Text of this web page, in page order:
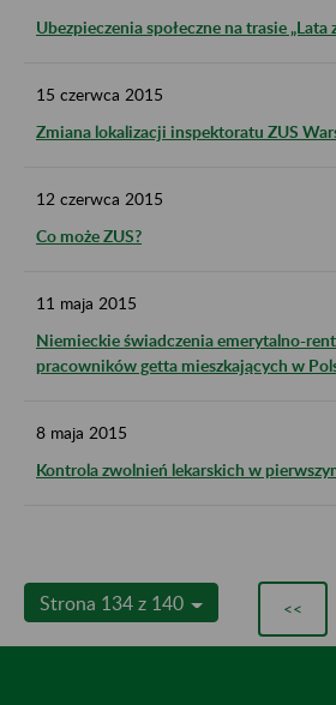
Ubezpieczenia społeczne na trasie „Lata
15 czerwca 2015
Zmiana lokalizacji inspektoratu ZUS
12 czerwca 2015
Co może ZUS?
11 maja 2015
Niemieckie świadczenia emerytalno-
pracowników getta mieszkających w
8 maja 2015
Kontrola zwolnień lekarskich w
Strona 134 z 140 <<